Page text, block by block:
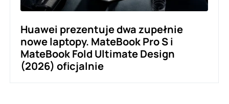
Huawei prezentuje dwa zupełnie
nowe laptopy. MateBook Pro S i
MateBook Fold Ultimate Design
(2026) oficjalnie